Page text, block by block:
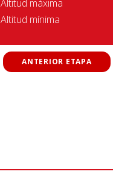
Altitud màxima
Altitud mínima
ANTERIOR ETAPA